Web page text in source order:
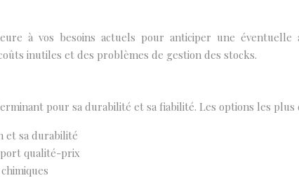
à vos besoins actuels pour anticiper une
inutiles et des problèmes de gestion des stocks.
pour sa durabilité et sa fiabilité. Les options les plus
et sa durabilité
qualité-prix